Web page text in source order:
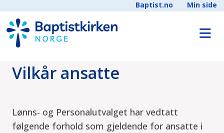
Baptist.no Min side
Vilkår ansatte
Lønns- og Personalutvalget har vedtatt
følgende forhold som gjeldende for ansatte i